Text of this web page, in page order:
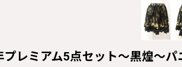
レミアム5点セット〜黒煌〜